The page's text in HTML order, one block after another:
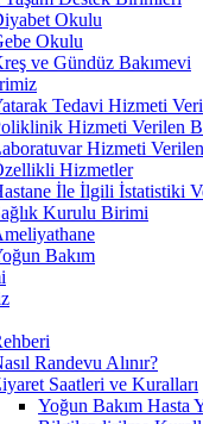
Okulu
Okulu
ve Gündüz Bakımevi
Tedavi Hizmeti
Hizmeti Verilen
Hizmeti
Hizmetler
İle İlgili İstatistiki
Kurulu Birimi
Bakım
Randevu Alınır?
Saatleri ve Kuralları
Yoğun Bakım Hasta